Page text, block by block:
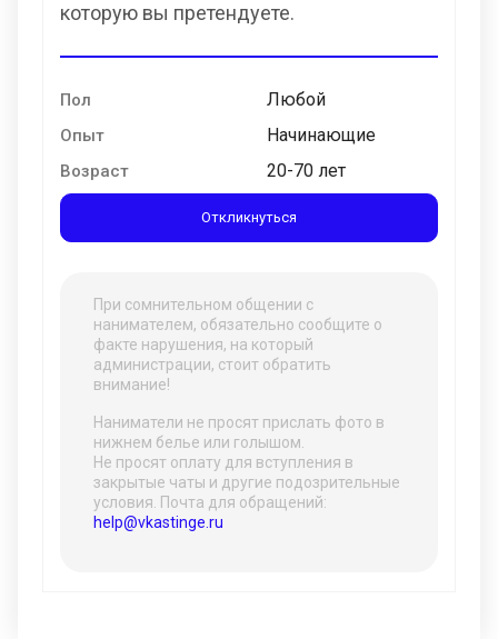
которую вы претендуете.
Пол Любой
Опыт Начинающие
Возраст 20-70 лет
Откликнуться
При сомнительном общении с
нанимателем, обязательно сообщите о
факте нарушения, на который
администрации, стоит обратить
внимание!
Наниматели не просят прислать фото в
нижнем белье или голышом.
Не просят оплату для вступления в
закрытые чаты и другие подозрительные
условия. Почта для обращений:
help@vkastinge.ru